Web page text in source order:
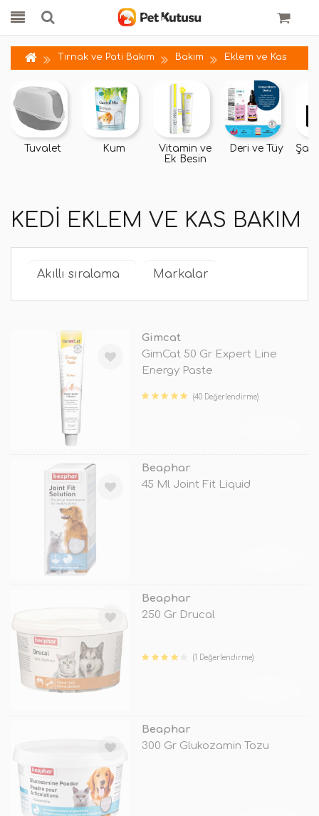
Tırnak ve Pati Bakım Bakım Eklem ve Kas
Tuvalet Kum
Vitamin ve
Ek Besin
Deri ve Tüy
KEDI EKLEM VE KAS BAKIM
Gimcat
GimCat 50 Gr Expert Line
Energy Paste
(40 Değerlendirme)
Beaphar
45 Ml Joint Fit Liquid
Beaphar
250 Gr Drucal
(1 Değerlendirme)
Beaphar
300 Gr Glukozamin Tozu